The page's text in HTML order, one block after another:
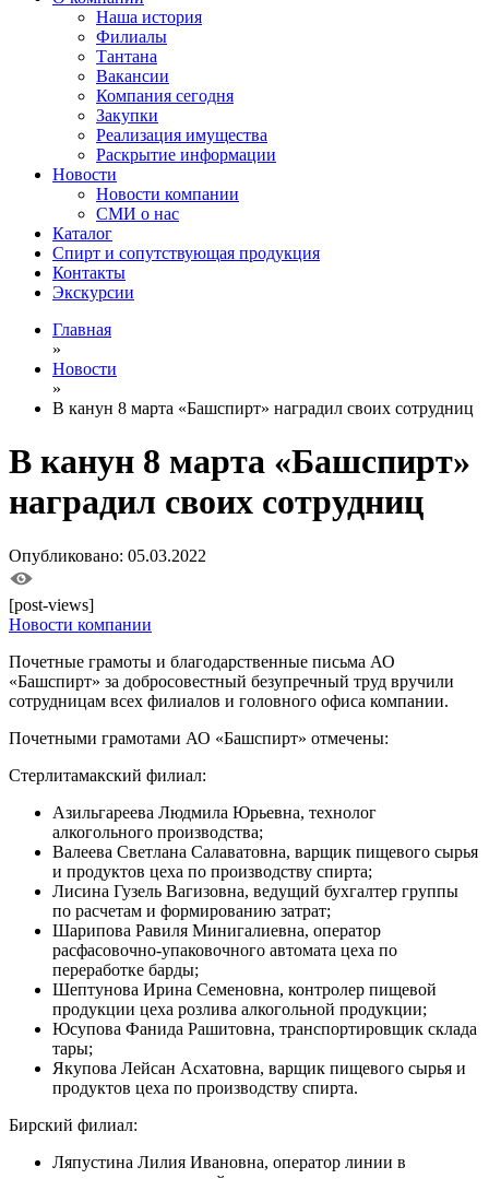
Наша история
Филиалы
Тантана
Вакансии
Компания сегодня
Закупки
Реализация имущества
Раскрытие информации
Новости
Новости компании
СМИ о нас
Каталог
Спирт и сопутствующая продукция
Контакты
Экскурсии
Главная
»
Новости
»
В канун 8 марта «Башспирт» наградил своих сотрудниц
В канун 8 марта «Башспирт»
наградил своих сотрудниц
Опубликовано: 05.03.2022
[post-views]
Новости компании
Почетные грамоты и благодарственные письма АО
«Башспирт» за добросовестный безупречный труд вручили
сотрудницам всех филиалов и головного офиса компании.
Почетными грамотами АО «Башспирт» отмечены:
Стерлитамакский филиал:
Азильгареева Людмила Юрьевна, технолог
алкогольного производства;
Валеева Светлана Салаватовна, варщик пищевого сырья
и продуктов цеха по производству спирта;
Лисина Гузель Вагизовна, ведущий бухгалтер группы
по расчетам и формированию затрат;
Шарипова Равиля Минигалиевна, оператор
расфасовочно-упаковочного автомата цеха по
переработке барды;
Шептунова Ирина Семеновна, контролер пищевой
продукции цеха розлива алкогольной продукции;
Юсупова Фанида Рашитовна, транспортировщик склада
тары;
Якупова Лейсан Асхатовна, варщик пищевого сырья и
продуктов цеха по производству спирта.
Бирский филиал:
Ляпустина Лилия Ивановна, оператор линии в